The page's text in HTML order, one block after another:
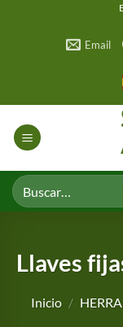
Email
Buscar
por:
Llaves
Inicio /